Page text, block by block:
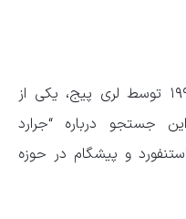
اولین جستجوی گوگل در سال ۱۹۹۸ توسط لری پیج، یکی از
جستجو درباره “جرارد
و پیشگام در حوزه